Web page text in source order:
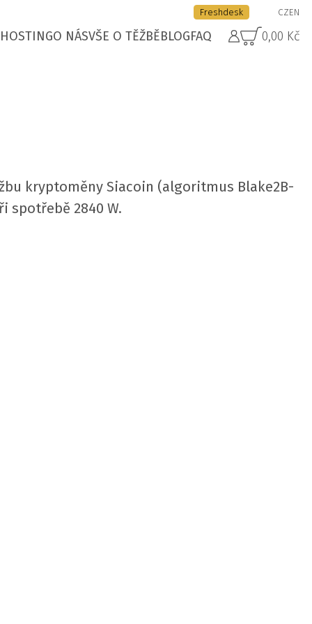
HOSTINGO NÁSVŠE O TĚŽBĚBLOGFAQ 0,00 Kč
CZEN
Freshdesk
kryptoměny Siacoin (algoritmus Blake2B-
spotřebě 2840 W.